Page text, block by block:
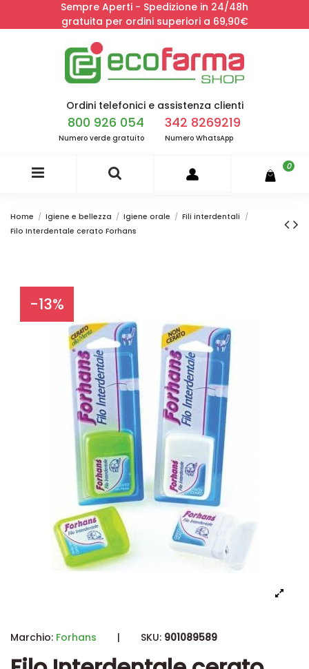
Sempre Aperti - Spedizione in 24/48h
gratuita per ordini superiori a 69,90€
Ordini telefonici e assistenza clienti
800 926 054
Numero verde gratuito
342 8269219
Numero WhatsApp
0
Home Igiene e bellezza Igiene orale
Fili interdentali
Filo Interdentale cerato Forhans
-13%
Marchio: Forhans | SKU: 901089589